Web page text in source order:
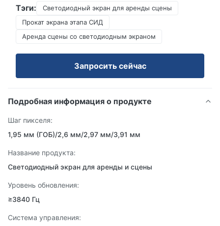
Тэги:
Светодиодный экран для аренды сцены
Прокат экрана этапа СИД
Аренда сцены со светодиодным экраном
Запросить сейчас
Подробная информация о продукте
Шаг пикселя:
1,95 мм (ГОБ)/2,6 мм/2,97 мм/3,91 мм
Название продукта:
Светодиодный экран для аренды и сцены
Уровень обновления:
≥3840 Гц
Система управления: